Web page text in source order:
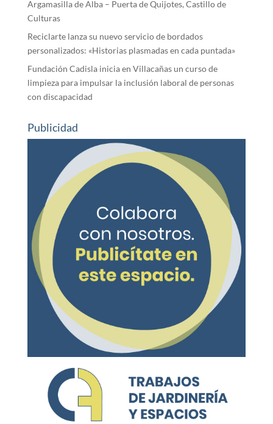
Argamasilla de Alba – Puerta de Quijotes, Castillo de
Culturas
Reciclarte lanza su nuevo servicio de bordados
personalizados: «Historias plasmadas en cada puntada»
Fundación Cadisla inicia en Villacañas un curso de
limpieza para impulsar la inclusión laboral de personas
con discapacidad
Publicidad